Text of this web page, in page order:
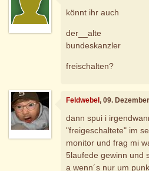
könnt ihr auch
der__alte
bundeskanzler
freischalten?
Feldwebel, 09.
dann spui i
"freigeschaltete" im
monitor und frag mi
5laufede gewinn und
a wenn´s nur um